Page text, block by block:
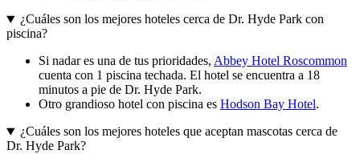
¿Cuáles son los mejores hoteles cerca de Dr. Hyde Park con
piscina?
Si nadar es una de tus prioridades, Abbey Hotel Roscommon
cuenta con 1 piscina techada. El hotel se encuentra a 18
minutos a pie de Dr. Hyde Park.
Otro grandioso hotel con piscina es Hodson Bay Hotel.
¿Cuáles son los mejores hoteles que aceptan mascotas cerca de
Dr. Hyde Park?